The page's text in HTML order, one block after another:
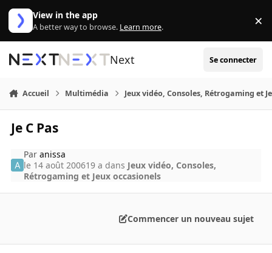
Aller au contenu
View in the app
A better way to browse. Learn more. ×
Next Se connecter
Accueil Multimédia Jeux vidéo, Consoles, Rétrogaming et
Je C Pas
Paranissa
le 14 août 200619 a dans Jeux vidéo, Consoles,
Rétrogaming et Jeux occasionels
Commencer un nouveau sujet